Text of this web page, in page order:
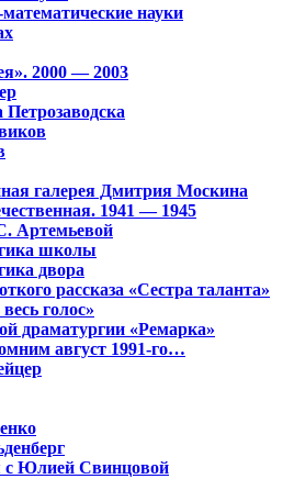
науки
2000 — 2003
галерея Дмитрия Москина
1941 — 1945
Артемьевой
школы
двора
рассказа «Сестра таланта»
голос»
драматургии «Ремарка»
август 1991-го…
с Юлией Свинцовой